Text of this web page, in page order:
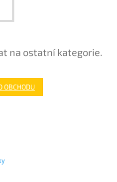
na ostatní kategorie.
OBCHODU